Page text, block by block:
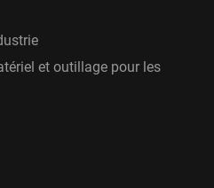
et outillage pour les